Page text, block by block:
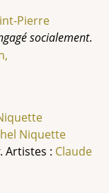
Pierre
socialement.
,
Niquette
. Artistes : Claude